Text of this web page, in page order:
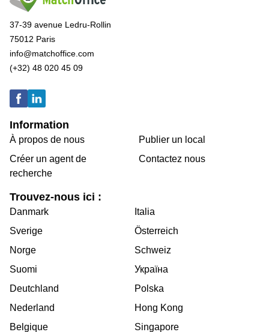
37-39 avenue Ledru-Rollin
75012 Paris
info@matchoffice.com
(+32) 48 020 45 09
Information
À propos de nous
Créer un agent de
recherche
Publier un local
Contactez nous
Trouvez-nous ici :
Danmark
Sverige
Norge
Suomi
Deutchland
Nederland
Belgique
Italia
Österreich
Schweiz
Україна
Polska
Hong Kong
Singapore